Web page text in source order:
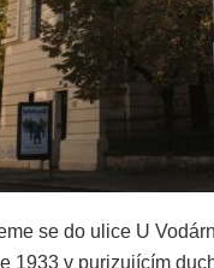
se do ulice U
1933 v purizujícím